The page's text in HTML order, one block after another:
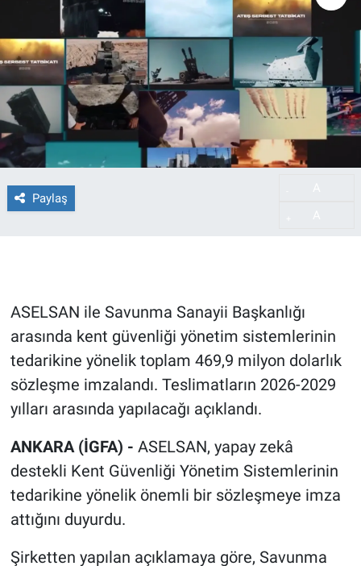
Paylaş
ASELSAN ile Savunma Sanayii Başkanlığı
arasında kent güvenliği yönetim sistemlerinin
tedarikine yönelik toplam 469,9 milyon dolarlık
sözleşme imzalandı. Teslimatların 2026-2029
yılları arasında yapılacağı açıklandı.
ANKARA (İGFA) - ASELSAN, yapay zekâ
destekli Kent Güvenliği Yönetim Sistemlerinin
tedarikine yönelik önemli bir sözleşmeye imza
attığını duyurdu.
Şirketten yapılan açıklamaya göre, Savunma